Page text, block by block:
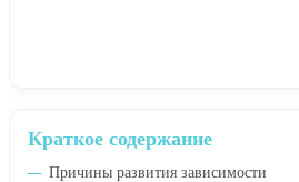
Краткое содержание
Причины развития зависимости